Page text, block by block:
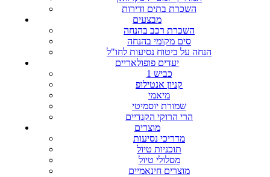
השכרת בתים ודירות
מבצעים
השכרת רכב בהנחה
סים מקומי בהנחה
הנחה על ביטוח נסיעות לחו"ל
יעדים פופולאריים
כביש 1
קניון אנטילופ
מיאמי
שמורת יוסמיטי
הרי הרוקי הקנדיים
מוצרים
מדריכי נסיעות
תוכניות טיול
מסלולי טיול
מוצרים חינאמיים